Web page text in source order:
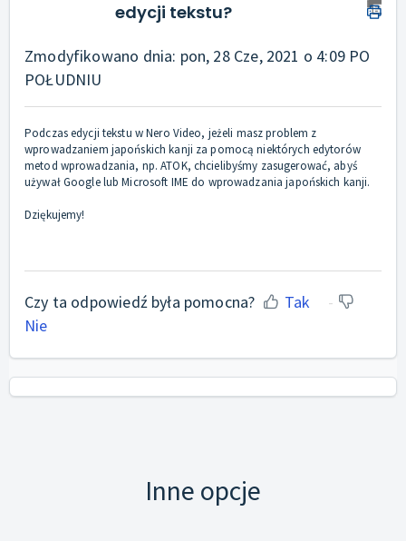
edycji tekstu?
Zmodyfikowano dnia: pon, 28 Cze, 2021 o 4:09 PO
POŁUDNIU
Podczas edycji tekstu w Nero Video, jeżeli masz problem z
wprowadzaniem japońskich kanji za pomocą niektórych edytorów
metod wprowadzania, np. ATOK, chcielibyśmy zasugerować, abyś
używał Google lub Microsoft IME do wprowadzania japońskich kanji.
Dziękujemy!
Czy ta odpowiedź była pomocna?
Tak
Nie
Inne opcje